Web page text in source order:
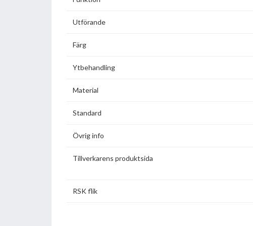
Utförande
Färg
Ytbehandling
Material
Standard
Övrig info
Tillverkarens produktsida
RSK flik